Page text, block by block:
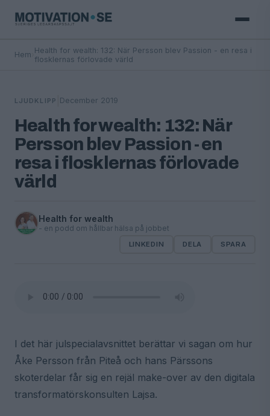
Hem Health for wealth: 132: När Persson blev Passion - en resa i
flosklernas förlovade värld
LJUDKLIPP December 2019
Health for wealth: 132: När
Persson blev Passion - en
resa i flosklernas förlovade
värld
Health for wealth
- en podd om hållbar hälsa på jobbet
LINKEDIN DELA SPARA
I det här julspecialavsnittet berättar vi sagan om hur
Åke Persson från Piteå och hans Pärssons
skoterdelar får sig en rejäl make-over av den digitala
transformatörskonsulten Lajsa.